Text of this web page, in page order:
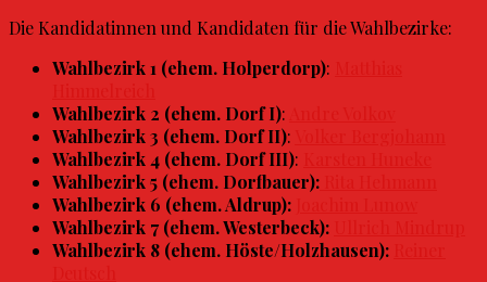
Die Kandidatinnen und Kandidaten für die Wahlbezirke:
Wahlbezirk 1 (ehem. Holperdorp):
Wahlbezirk 2 (ehem. Dorf I):
Wahlbezirk 3 (ehem. Dorf II):
Wahlbezirk 4 (ehem. Dorf III):
Wahlbezirk 5 (ehem. Dorfbauer):
Wahlbezirk 6 (ehem. Aldrup):
Wahlbezirk 7 (ehem. Westerbeck):
Wahlbezirk 8 (ehem. Höste/Holzhausen):